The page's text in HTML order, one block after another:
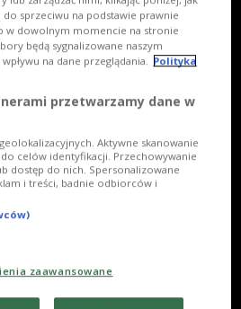
do sprzeciwu na podstawie prawnie
w dowolnym momencie na stronie
będą sygnalizowane naszym
na dane przeglądania.
Polityka
przetwarzamy dane w
Aktywne skanowanie
celów identyfikacji. Przechowywanie
dostęp do nich. Spersonalizowane
i treści, badnie odbiorców i
zaawansowane